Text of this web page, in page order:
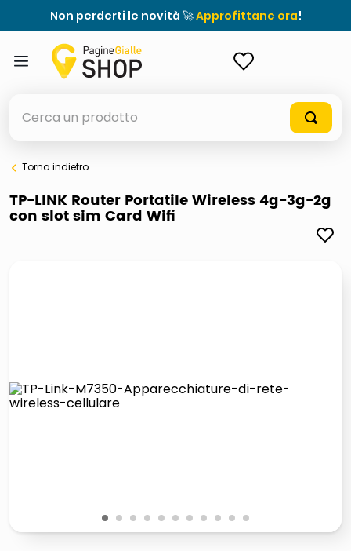
Non perderti le novità 🚀Approfittane ora!
elenchi telefonici
orologio parete
lucidatrice pavimenti
pattumiera raccolta differenziata
Torna indietro
TP-LINK Router Portatile Wireless 4g-3g-2g
con slot sim Card Wifi
1 2 3 4 5 6 7 8 9 10 11